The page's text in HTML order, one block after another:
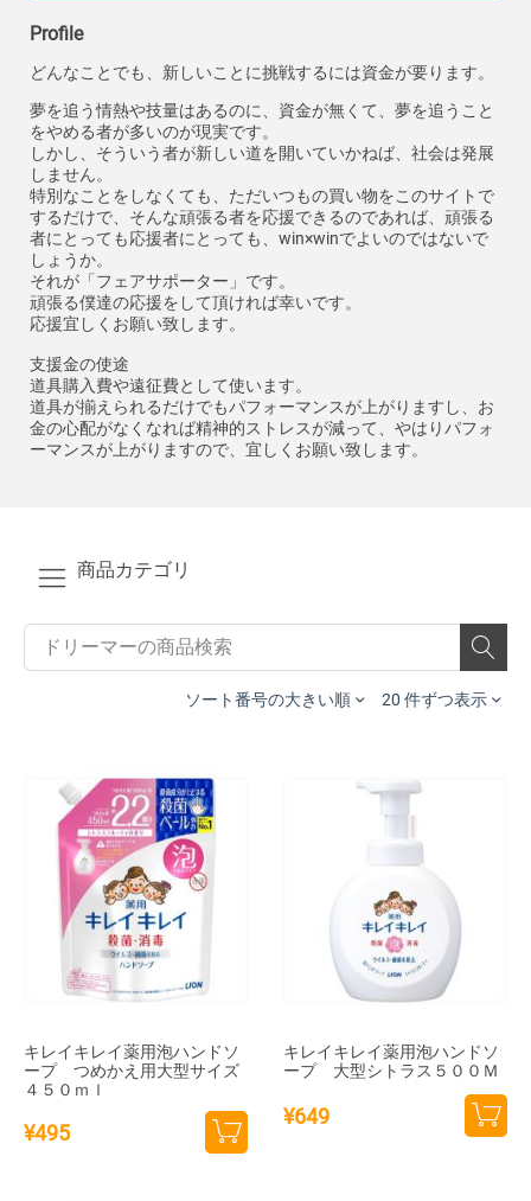
Profile
どんなことでも、新しいことに挑戦するには資金が要ります。
夢を追う情熱や技量はあるのに、資金が無くて、夢を追うこと
をやめる者が多いのが現実です。
しかし、そういう者が新しい道を開いていかねば、社会は発展
しません。
特別なことをしなくても、ただいつもの買い物をこのサイトで
するだけで、そんな頑張る者を応援できるのであれば、頑張る
者にとっても応援者にとっても、win×winでよいのではないで
しょうか。
それが「フェアサポーター」です。
頑張る僕達の応援をして頂ければ幸いです。
応援宜しくお願い致します。
支援金の使途
道具購入費や遠征費として使います。
道具が揃えられるだけでもパフォーマンスが上がりますし、お
金の心配がなくなれば精神的ストレスが減って、やはりパフォ
ーマンスが上がりますので、宜しくお願い致します。
商品カテゴリ
ソート番号の大きい順 20 件ずつ表示
キレイキレイ薬用泡ハンドソ
ープ つめかえ用大型サイズ
４５０ｍｌ
¥495
キレイキレイ薬用泡ハンドソ
ープ 大型シトラス５００Ｍ
¥649